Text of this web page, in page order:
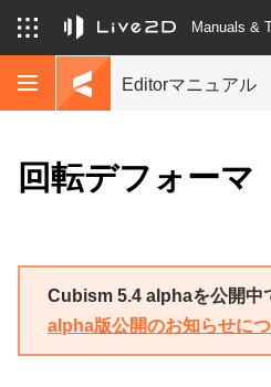
Manuals &
Editorマニュアル
回転デフォーマ
Cubism 5.4 alphaを公開中
alpha版公開のお知らせに